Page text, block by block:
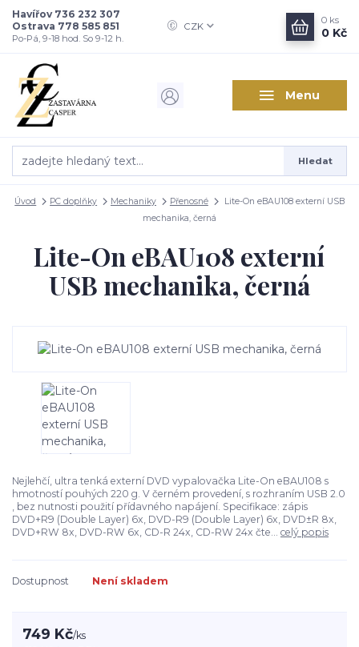
Menu
CZK
Hledat
Havířov 736 232 307
Ostrava 778 585 851
Po-Pá, 9-18 hod. So 9-12 h.
0 ks
0 Kč
Úvod PC doplňky Mechaniky Přenosné
Lite-On eBAU108 externí USB
mechanika, černá
Lite-On eBAU108 externí
USB mechanika, černá
Nejlehčí, ultra tenká externí DVD vypalovačka Lite-On eBAU108 s
hmotností pouhých 220 g. V černém provedení, s rozhraním USB 2.0
, bez nutnosti použití přídavného napájení. Specifikace: zápis
DVD+R9 (Double Layer) 6x, DVD-R9 (Double Layer) 6x, DVD±R 8x,
DVD+RW 8x, DVD-RW 6x, CD-R 24x, CD-RW 24x čte... celý popis
Dostupnost Není skladem
749 Kč/ks